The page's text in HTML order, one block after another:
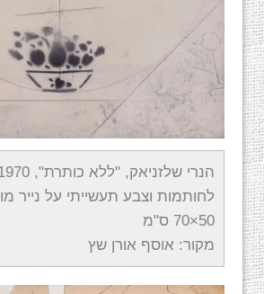
לחותמות וצבע תעשייתי על נייר
50×70 ס"מ
מקור: אוסף אורן שץ